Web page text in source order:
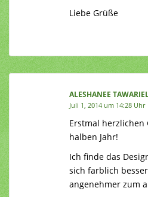
Liebe Grüße
ALESHANEE
Juli 1, 2014 um 14:28 Uhr
Erstmal herzlichen
halben Jahr!
Ich finde das
sich farblich
angenehmer zum